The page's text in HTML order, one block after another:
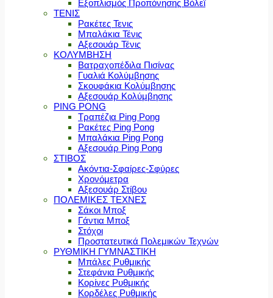
Εξοπλισμός Προπόνησης Βόλεϊ
ΤΕΝΙΣ
Ρακέτες Τενις
Μπαλάκια Τένις
Αξεσουάρ Τένις
ΚΟΛΥΜΒΗΣΗ
Βατραχοπέδιλα Πισίνας
Γυαλιά Κολύμβησης
Σκουφάκια Κολύμβησης
Αξεσουάρ Κολύμβησης
PING PONG
Τραπέζια Ping Pong
Ρακέτες Ping Pong
Μπαλάκια Ping Pong
Αξεσουάρ Ping Pong
ΣΤΙΒΟΣ
Ακόντια-Σφαίρες-Σφύρες
Χρονόμετρα
Αξεσουάρ Στίβου
ΠΟΛΕΜΙΚΕΣ ΤΕΧΝΕΣ
Σάκοι Μποξ
Γάντια Μποξ
Στόχοι
Προστατευτικά Πολεμικών Τεχνών
ΡΥΘΜΙΚΗ ΓΥΜΝΑΣΤΙΚΗ
Μπάλες Ρυθμικής
Στεφάνια Ρυθμικής
Κορίνες Ρυθμικής
Κορδέλες Ρυθμικής